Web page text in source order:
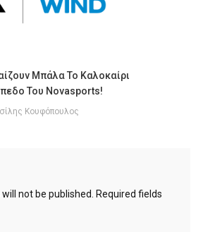
Μπάλα Το Καλοκαίρι
Του Novasports!
Κουφόπουλος
not be published. Required fields